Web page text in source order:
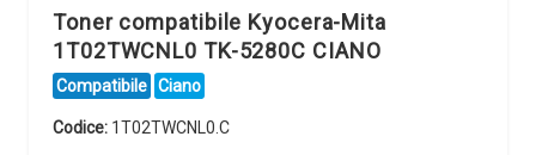
Toner compatibile Kyocera-Mita
1T02TWCNL0 TK-5280C CIANO
Compatibile Ciano
Codice: 1T02TWCNL0.C